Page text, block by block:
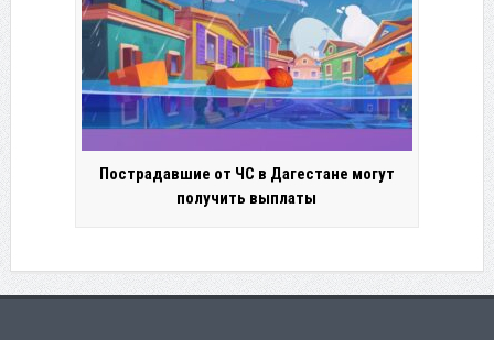
Пострадавшие от ЧС в Дагестане могут
получить выплаты